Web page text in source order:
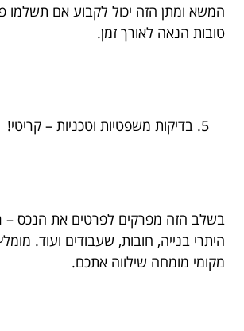
המשא ומתן הזה יכול לקבוע אם תשלמו
טובות הנאה לאורך זמן.
בדיקות משפטיות וטכניות – קריטי!
בשלב הזה מפרקים לפרטים את הנכס –
היתרי בנייה, חובות, שעבודים ועוד.
מקומי מומחה שילווה אתכם.